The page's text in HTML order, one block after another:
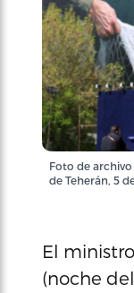
Foto de
de Teherán, 5
El
(noche